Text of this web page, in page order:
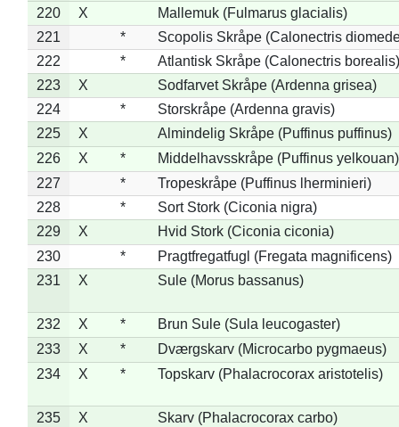
220 X
Mallemuk (Fulmarus glacialis)
221
*
Scopolis Skråpe (Calonectris
222
*
Atlantisk Skråpe (Calonectris borealis)
223
X
Sodfarvet Skråpe (Ardenna grisea)
224
*
Storskråpe (Ardenna gravis)
225
X
Almindelig Skråpe (Puffinus puffinus)
226
X *
Middelhavsskråpe (Puffinus yelkouan)
227
*
Tropeskråpe (Puffinus lherminieri)
228
*
Sort Stork (Ciconia nigra)
229
X
Hvid Stork (Ciconia ciconia)
230
*
Pragtfregatfugl (Fregata magnificens)
231
X Sule (Morus bassanus)
232 X *
Brun Sule (Sula leucogaster)
233
X *
Dværgskarv (Microcarbo pygmaeus)
234
X * Topskarv (Phalacrocorax aristotelis)
235 X Skarv (Phalacrocorax carbo)